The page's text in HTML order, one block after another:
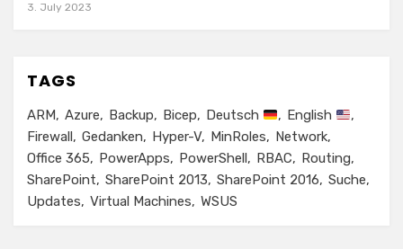
3. July 2023
TAGS
ARM Azure Backup Bicep Deutsch
English
Firewall
Gedanken Hyper-V MinRoles
Network
Office 365
PowerApps PowerShell RBAC
Routing
SharePoint
SharePoint 2013 SharePoint 2016
Suche
Updates
Virtual Machines WSUS